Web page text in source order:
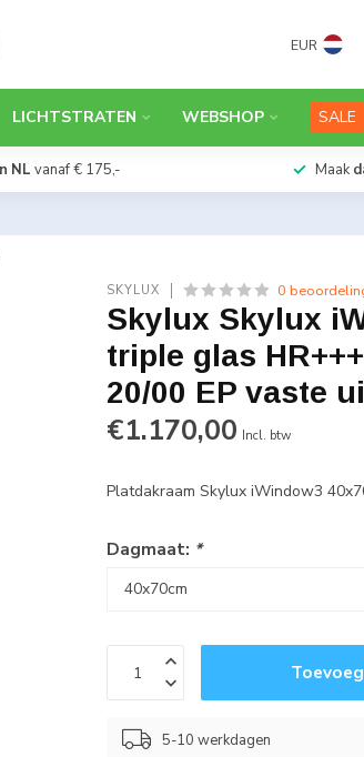
EUR
LICHTSTRATEN WEBSHOP SALE
NL vanaf € 175,- Maak
SKYLUX 0
Skylux Skylux
triple glas
20/00 EP vaste
€1.170,00 Incl. btw
Platdakraam Skylux iWindow3
Dagmaat: *
5-10 werkdagen